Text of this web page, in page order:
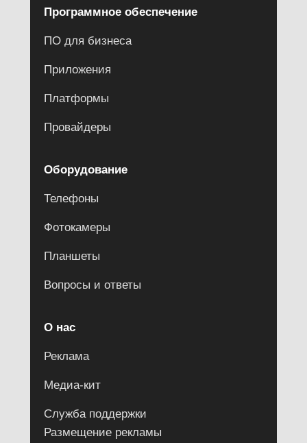
Программное обеспечение
ПО для бизнеса
Приложения
Платформы
Провайдеры
Оборудование
Телефоны
Фотокамеры
Планшеты
Вопросы и ответы
О нас
Реклама
Медиа-кит
Служба поддержки
Размещение рекламы